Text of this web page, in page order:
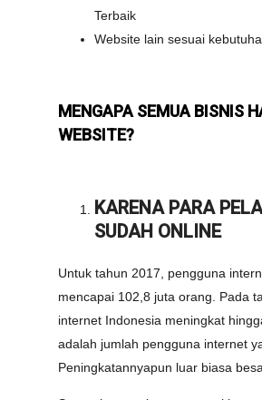
Terbaik
Website lain sesuai
MENGAPA SEMUA BISNIS
WEBSITE?
KARENA PARA
SUDAH ONLINE
Untuk tahun 2017, pengguna
mencapai 102,8 juta orang. Pada
internet Indonesia meningkat
adalah jumlah pengguna internet
Peningkatannyapun luar biasa